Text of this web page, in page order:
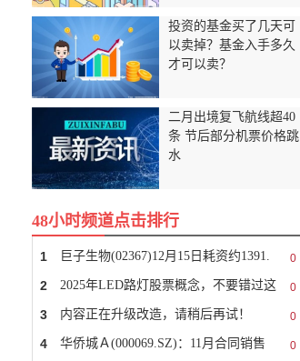
投资的基金买了几天可
以卖掉？基金入手多久
才可以卖？
二月出境复飞航线超40
条 节后部分机票价格跳
水
48小时频道点击排行
0
1 巨子生物(02367)12月15日耗资约1391.
0
2 2025年LED路灯股票概念，不要错过这
0
3 内容正在升级改造，请稍后再试！
0
4 华侨城Ａ(000069.SZ)：11月合同销售